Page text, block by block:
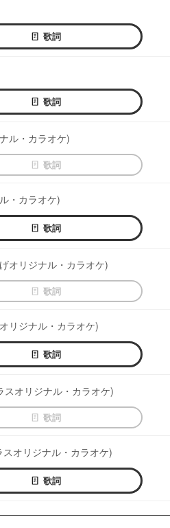
歌詞
歌詞
ル・カラオケ)
歌詞
・カラオケ)
歌詞
オリジナル・カラオケ)
歌詞
リジナル・カラオケ)
歌詞
オリジナル・カラオケ)
歌詞
オリジナル・カラオケ)
歌詞